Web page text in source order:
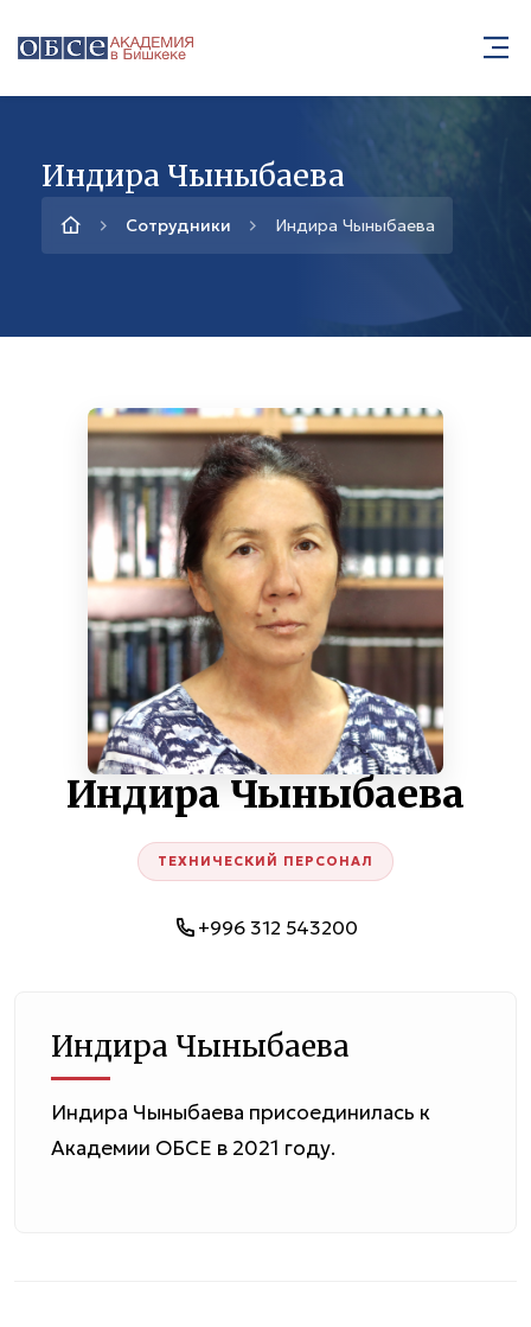
Индира Чыныбаева
Сотрудники Индира Чыныбаева
Индира Чыныбаева
ТЕХНИЧЕСКИЙ ПЕРСОНАЛ
+996 312 543200
Индира Чыныбаева
Индира Чыныбаева присоединилась к
Академии ОБСЕ в 2021 году.